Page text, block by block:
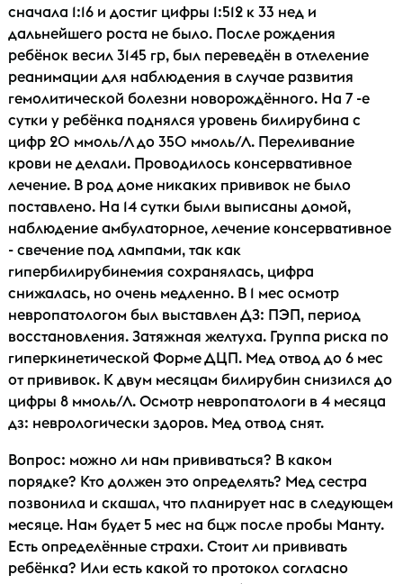
сначала 1:16 и достиг цифры 1:512 к 33 нед и
дальнейшего роста не было. После рождения
ребёнок весил 3145 гр, был переведён в отлеление
реанимации для наблюдения в случае развития
гемолитической болезни новорождённого. На 7 -е
сутки у ребёнка поднялся уровень билирубина с
цифр 20 ммоль/Л до 350 ммоль/Л. Переливание
крови не делали. Проводилось консервативное
лечение. В род доме никаких прививок не было
поставлено. На 14 сутки были выписаны домой,
наблюдение амбулаторное, лечение консервативное
- свечение под лампами, так как
гипербилирубинемия сохранялась, цифра
снижалась, но очень медленно. В 1 мес осмотр
невропатологом был выставлен ДЗ: ПЭП, период
восстановления. Затяжная желтуха. Группа риска по
гиперкинетической Форме ДЦП. Мед отвод до 6 мес
от прививок. К двум месяцам билирубин снизился до
цифры 8 ммоль/Л. Осмотр невропатологи в 4 месяца
дз: неврологически здоров. Мед отвод снят.
Вопрос: можно ли нам прививаться? В каком
порядке? Кто должен это определять? Мед сестра
позвонила и скашал, что планирует нас в следующем
месяце. Нам будет 5 мес на бцж после пробы Манту.
Есть определённые страхи. Стоит ли прививать
ребёнка? Или есть какой то протокол согласно